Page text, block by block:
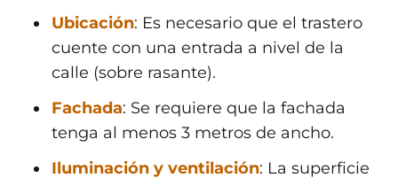
Ubicación: Es necesario que el trastero
cuente con una entrada a nivel de la
calle (sobre rasante).
Fachada: Se requiere que la fachada
tenga al menos 3 metros de ancho.
Iluminación y ventilación: La superficie